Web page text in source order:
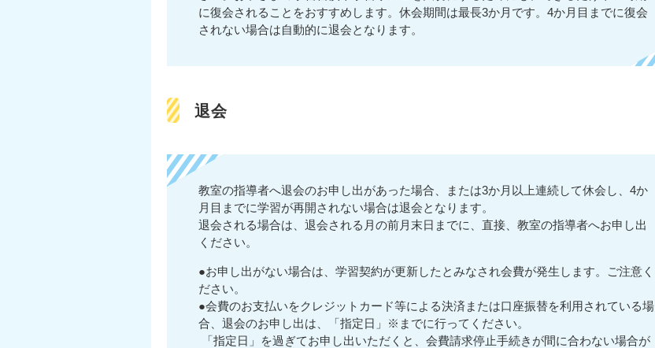
に復会されることをおすすめします。休会期間は最長3か月です。4か月目までに復会
されない場合は自動的に退会となります。
退会
教室の指導者へ退会のお申し出があった場合、または3か月以上連続して休会し、4か
月目までに学習が再開されない場合は退会となります。
退会される場合は、退会される月の前月末日までに、直接、教室の指導者へお申し出
ください。
●お申し出がない場合は、学習契約が更新したとみなされ会費が発生します。ご注意く
ださい。
●会費のお支払いをクレジットカード等による決済または口座振替を利用されている場
合、退会のお申し出は、「指定日」※までに行ってください。
「指定日」を過ぎてお申し出いただくと、会費請求停止手続きが間に合わない場合が